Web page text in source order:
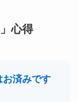
心得
お済みです